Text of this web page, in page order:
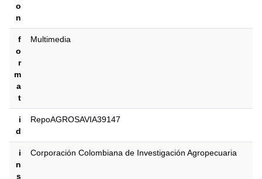
o
n
f
o
r
m
a
t
Multimedia
i
d
RepoAGROSAVIA39147
i
n
s
Corporación Colombiana de Investigación Agropecuaria